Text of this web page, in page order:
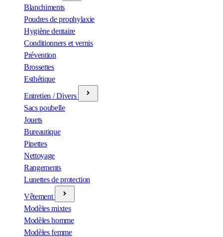
Blanchiments
Poudres de prophylaxie
Hygiène dentaire
Conditionners et vernis
Prévention
Brossettes
Esthétique
Entretien / Divers
Sacs poubelle
Jouets
Bureautique
Pipettes
Nettoyage
Rangements
Lunettes de protection
Vêtement
Modèles mixtes
Modèles homme
Modèles femme